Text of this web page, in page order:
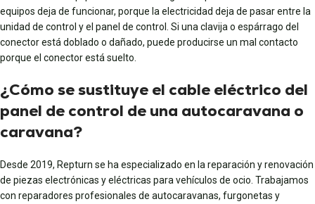
equipos deja de funcionar, porque la electricidad deja de pasar entre la
unidad de control y el panel de control. Si una clavija o espárrago del
conector está doblado o dañado, puede producirse un mal contacto
porque el conector está suelto.
¿Cómo se sustituye el cable eléctrico del
panel de control de una autocaravana o
caravana?
Desde 2019, Repturn se ha especializado en la reparación y renovación
de piezas electrónicas y eléctricas para vehículos de ocio. Trabajamos
con reparadores profesionales de autocaravanas, furgonetas y